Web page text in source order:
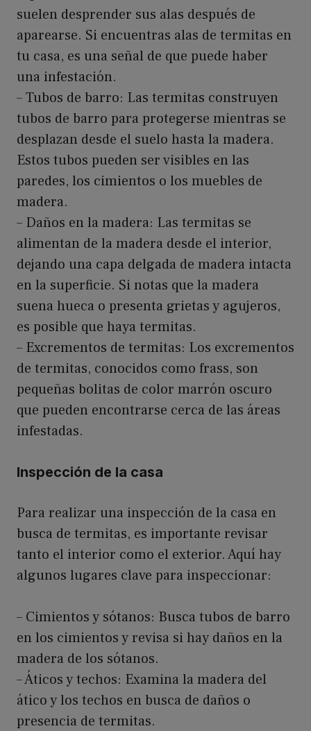
suelen desprender sus alas después de
aparearse. Si encuentras alas de termitas en
tu casa, es una señal de que puede haber
una infestación.
– Tubos de barro: Las termitas construyen
tubos de barro para protegerse mientras se
desplazan desde el suelo hasta la madera.
Estos tubos pueden ser visibles en las
paredes, los cimientos o los muebles de
madera.
– Daños en la madera: Las termitas se
alimentan de la madera desde el interior,
dejando una capa delgada de madera intacta
en la superficie. Si notas que la madera
suena hueca o presenta grietas y agujeros,
es posible que haya termitas.
– Excrementos de termitas: Los excrementos
de termitas, conocidos como frass, son
pequeñas bolitas de color marrón oscuro
que pueden encontrarse cerca de las áreas
infestadas.
Inspección de la casa
Para realizar una inspección de la casa en
busca de termitas, es importante revisar
tanto el interior como el exterior. Aquí hay
algunos lugares clave para inspeccionar:
– Cimientos y sótanos: Busca tubos de barro
en los cimientos y revisa si hay daños en la
madera de los sótanos.
– Áticos y techos: Examina la madera del
ático y los techos en busca de daños o
presencia de termitas.